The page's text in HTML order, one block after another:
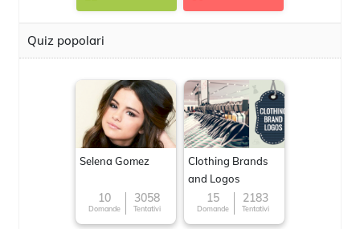
Quiz popolari
Selena Gomez
10
Domande
3058
Tentativi
Clothing Brands
and Logos
15
Domande
2183
Tentativi